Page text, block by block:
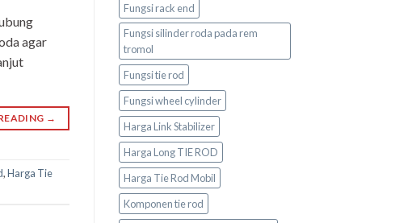
agar
→
,Harga Tie
Fungsi rack end
Fungsi silinder roda pada rem
tromol
Fungsi tie rod
Fungsi wheel cylinder
Harga Link Stabilizer
Harga Long TIE ROD
Harga Tie Rod Mobil
Komponen tie rod